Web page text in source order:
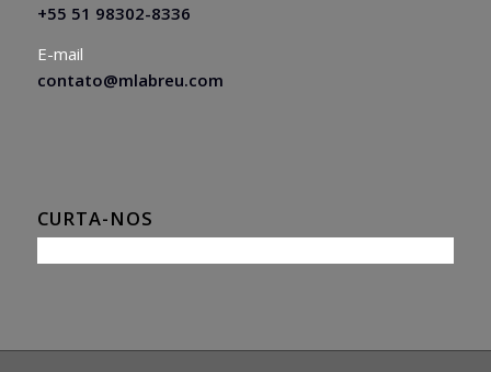
+55 51 98302-8336
E-mail
contato@mlabreu.com
CURTA-NOS